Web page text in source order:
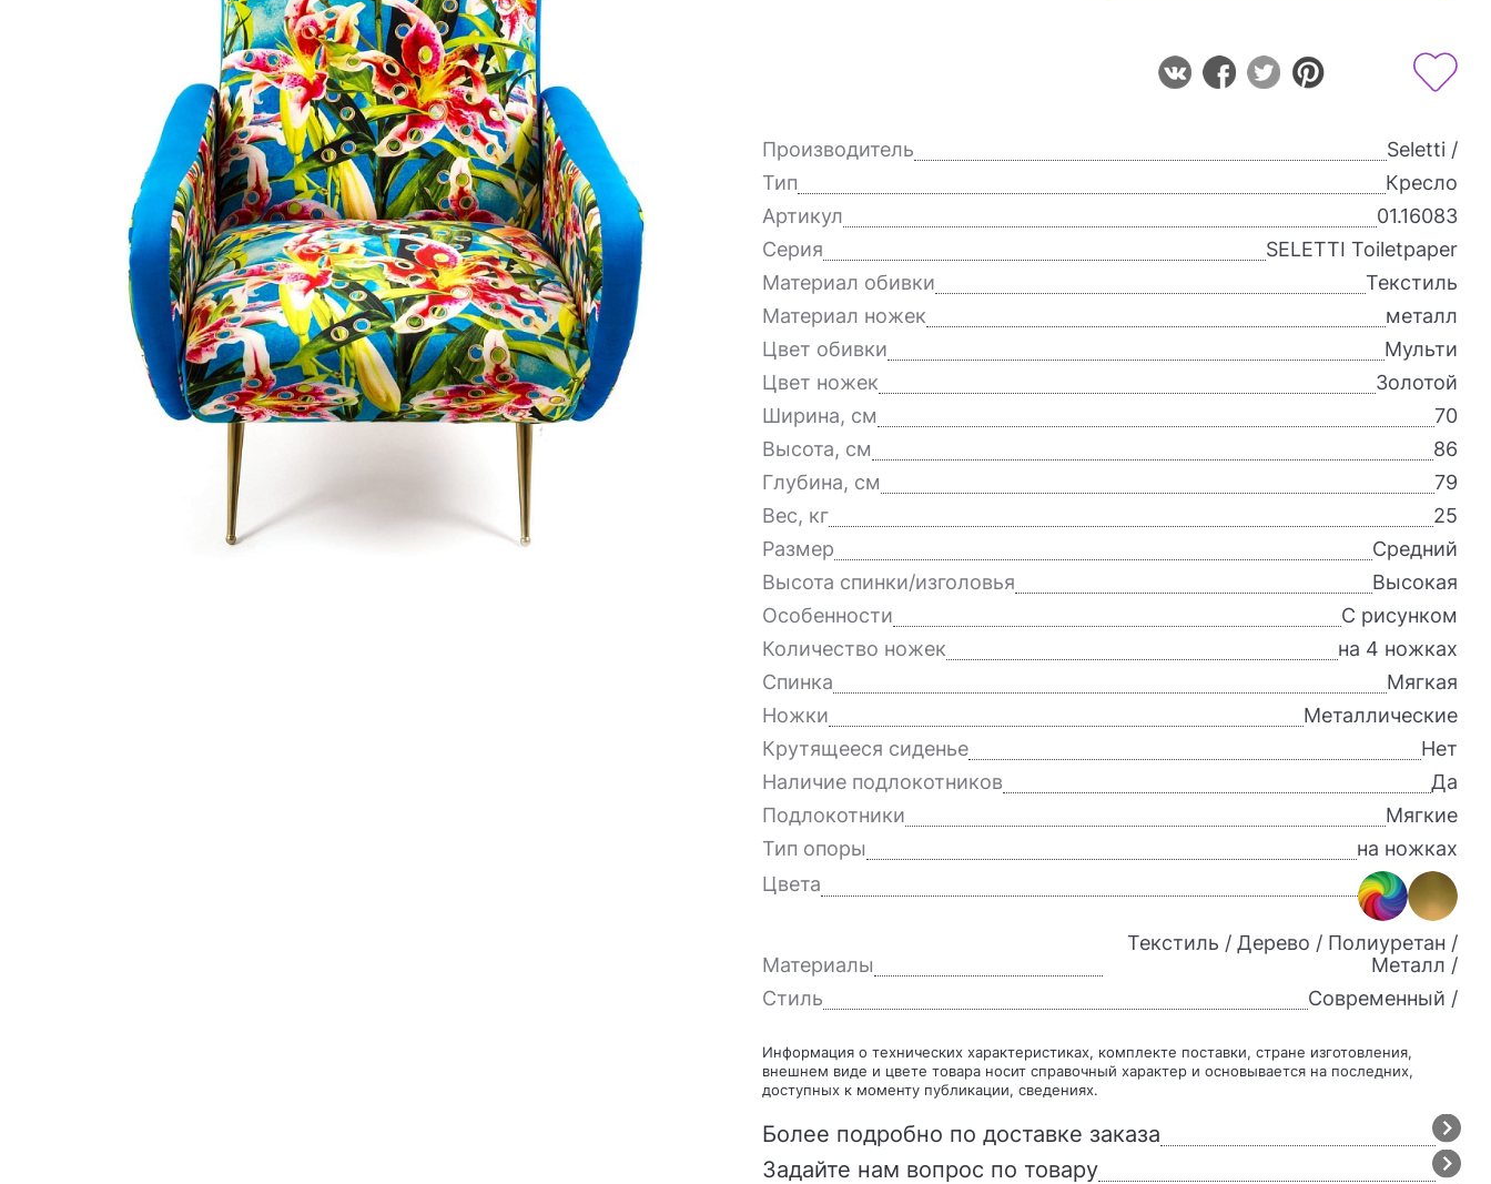
Производитель
Seletti /
Тип
Кресло
Артикул
01.16083
Серия
SELETTI Toiletpaper
Материал обивки
Текстиль
Материал ножек
металл
Цвет обивки
Мульти
Цвет ножек
Золотой
Ширина, см
70
Высота, см
86
Глубина, см
79
Вес, кг
25
Размер
Средний
Высота спинки/изголовья
Высокая
Особенности
С рисунком
Количество ножек
на 4 ножках
Спинка
Мягкая
Ножки
Металлические
Крутящееся сиденье
Нет
Наличие подлокотников
Да
Подлокотники
Мягкие
Тип опоры
на ножках
Цвета
Материалы
Текстиль / Дерево / Полиуретан /
Металл /
Стиль
Современный /
Информация о технических характеристиках, комплекте поставки, стране изготовления,
внешнем виде и цвете товара носит справочный характер и основывается на последних,
доступных к моменту публикации, сведениях.
Более подробно по доставке заказа
Задайте нам вопрос по товару